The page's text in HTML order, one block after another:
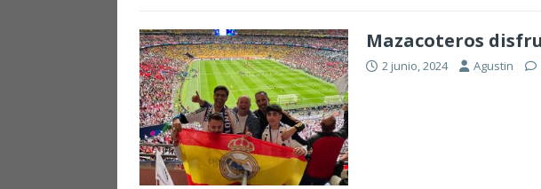
Mazacoteros
2 junio, 2024 Agustin